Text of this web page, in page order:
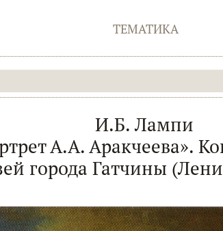
ТЕМАТИКА
И.Б. Лампи
А.А. Аракчеева».
города Гатчины